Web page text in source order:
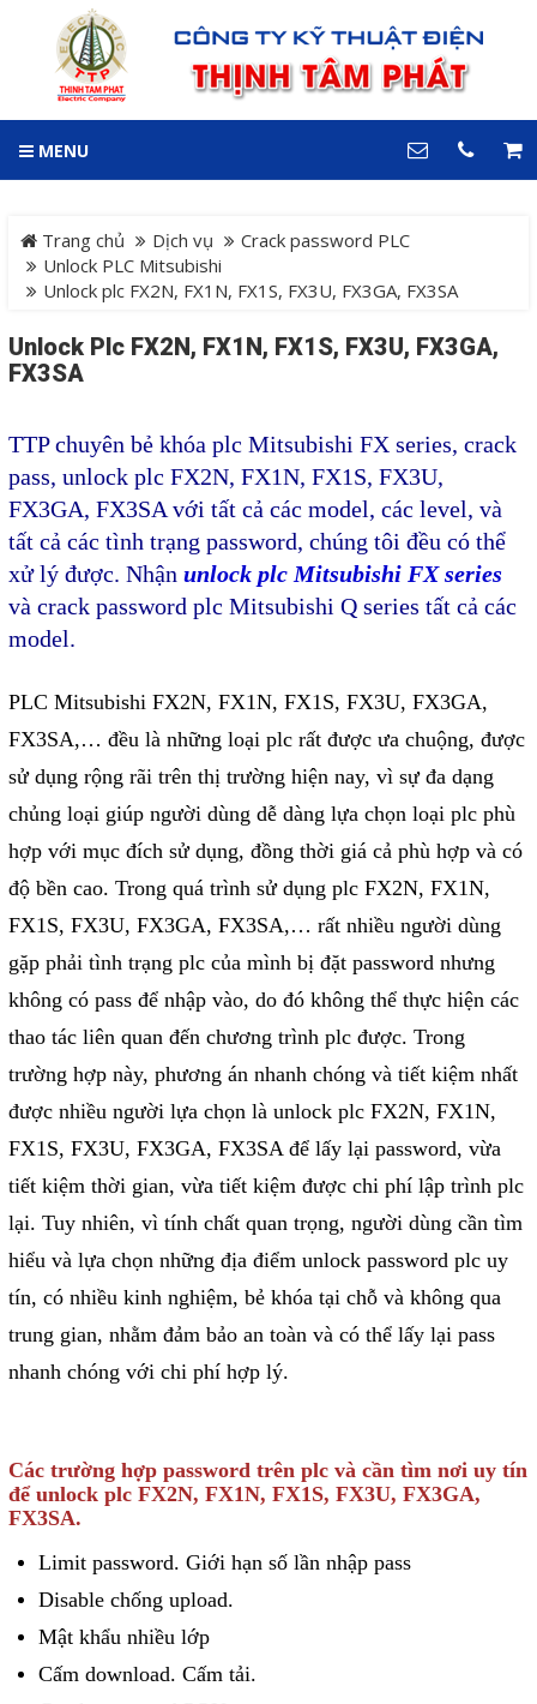
MENU
Trang chủ Dịch vụ
Crack password PLC
Unlock PLC Mitsubishi
Unlock plc FX2N, FX1N, FX1S, FX3U, FX3GA, FX3SA
Unlock Plc FX2N, FX1N, FX1S, FX3U, FX3GA,
FX3SA
TTP chuyên bẻ khóa plc Mitsubishi FX series, crack
pass, unlock plc FX2N, FX1N, FX1S, FX3U,
FX3GA, FX3SA với tất cả các model, các level, và
tất cả các tình trạng password, chúng tôi đều có thể
xử lý được. Nhận unlock plc Mitsubishi FX series
và crack password plc Mitsubishi Q series tất cả các
model.
PLC Mitsubishi FX2N, FX1N, FX1S, FX3U, FX3GA,
FX3SA,… đều là những loại plc rất được ưa chuộng, được
sử dụng rộng rãi trên thị trường hiện nay, vì sự đa dạng
chủng loại giúp người dùng dễ dàng lựa chọn loại plc phù
hợp với mục đích sử dụng, đồng thời giá cả phù hợp và có
độ bền cao. Trong quá trình sử dụng plc FX2N, FX1N,
FX1S, FX3U, FX3GA, FX3SA,… rất nhiều người dùng
gặp phải tình trạng plc của mình bị đặt password nhưng
không có pass để nhập vào, do đó không thể thực hiện các
thao tác liên quan đến chương trình plc được. Trong
trường hợp này, phương án nhanh chóng và tiết kiệm nhất
được nhiều người lựa chọn là unlock plc FX2N, FX1N,
FX1S, FX3U, FX3GA, FX3SA để lấy lại password, vừa
tiết kiệm thời gian, vừa tiết kiệm được chi phí lập trình plc
lại. Tuy nhiên, vì tính chất quan trọng, người dùng cần tìm
hiểu và lựa chọn những địa điểm unlock password plc uy
tín, có nhiều kinh nghiệm, bẻ khóa tại chỗ và không qua
trung gian, nhằm đảm bảo an toàn và có thể lấy lại pass
nhanh chóng với chi phí hợp lý.
Các trường hợp password trên plc và cần tìm nơi uy tín
để unlock plc FX2N, FX1N, FX1S, FX3U, FX3GA,
FX3SA.
Limit password. Giới hạn số lần nhập pass
Disable chống upload.
Mật khẩu nhiều lớp
Cấm download. Cấm tải.
Trang chủ
Dự án
Sản phẩm
Toàn Xe Nâng
Hệ thống điều khiển giám
sát và thu thập dữ liệu
Giải pháp quản lý bằng mã
vạch
Bảng điện tử năng suất
Bảng Led hiển thị nhiệt độ
độ ẩm
Đồng hồ thời gian thực
PLC - Bộ lập trình PLC
Biến tần
Máy tính công nghiệp
Motor Servo / Driver Servo
Cáp lập trình PLC - HMI -
Servo
Thiết bị thu thập dữ liệu,
truyền và lưu trữ dữ liệu
Thiết bị điều khiển và giám
sát
Thiết bị đo lường - Cảm biến
Bộ điều khiển nhiệt độ
Phụ kiện lắp tủ điện
GIỎ HÀNG
LIÊN HỆ
Hotline
64 đường 24, KDC Hiệp
Điện thoại
COPYRIGHT 2018. ALL RIGHTS RESERVED